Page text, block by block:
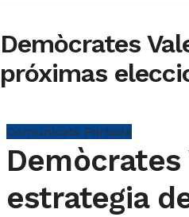
Demòcrates
próximas
Comunicats Portada
estrategia